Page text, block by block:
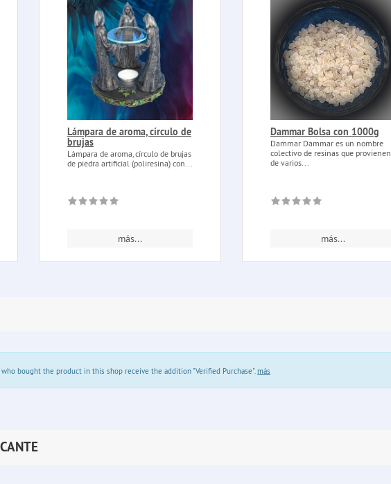
Lámpara de aroma, círculo de
brujas
Lámpara de aroma, círculo de brujas
de piedra artificial (poliresina) con...
más...
Dammar Bolsa con 1000g
Dammar Dammar es un nombre
colectivo de resinas que provienen
de varios...
más...
bought the product in this shop receive the addition "Verified Purchase".más